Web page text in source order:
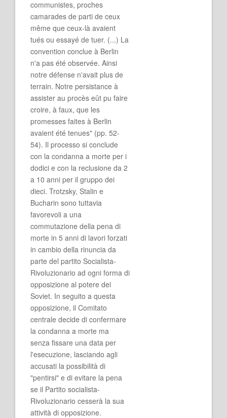
communistes, proches
camarades de parti de ceux
même que ceux-là avaient
tués ou essayé de tuer. (...) La
convention conclue à Berlin
n'a pas été observée. Ainsi
notre défense n'avait plus de
terrain. Notre persistance à
assister au procès eût pu faire
croire, à faux, que les
promesses faites à Berlin
avaient été tenues" (pp. 52-
54). Il processo si conclude
con la condanna a morte per i
dodici e con la reclusione da 2
a 10 anni per il gruppo dei
dieci. Trotzsky, Stalin e
Bucharin sono tuttavia
favorevoli a una
commutazione della pena di
morte in 5 anni di lavori forzati
in cambio della rinuncia da
parte del partito Socialista-
Rivoluzionario ad ogni forma di
opposizione al potere dei
Soviet. In seguito a questa
opposizione, il Comitato
centrale decide di confermare
la condanna a morte ma
senza fissare una data per
l'esecuzione, lasciando agli
accusati la possibilità di
"pentirsi" e di evitare la pena
se il Partito socialista-
Rivoluzionario cesserà la sua
attività di opposizione.